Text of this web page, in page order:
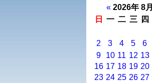
« 2026年 8月
日
一 二 三 四
2
3 4 5 6
9 10 11 12 13
16 17 18 19 20
23 24 25 26 27